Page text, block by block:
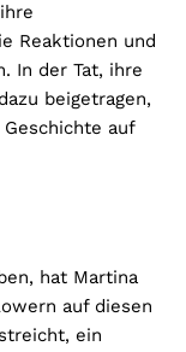
Reaktionen und
In der Tat, ihre
beigetragen,
auf
hat Martina
auf diesen
ein